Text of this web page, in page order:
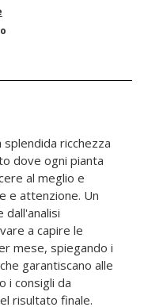
splendida ricchezza
dove ogni pianta
al meglio e
e attenzione. Un
dall'analisi
a capire le
mese, spiegando i
garantiscano alle
i consigli da
risultato finale.